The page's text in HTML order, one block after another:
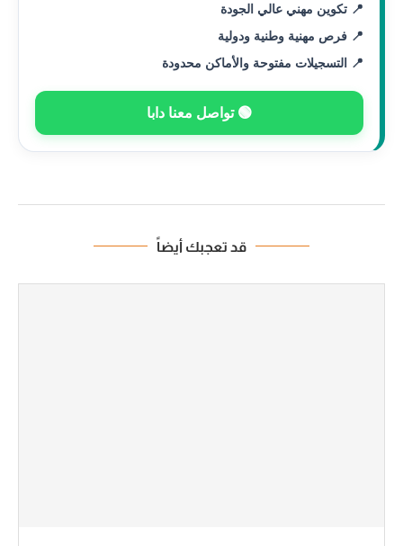
📍 تكوين مهني عالي الجودة
📍 فرص مهنية وطنية ودولية
📍 التسجيلات مفتوحة والأماكن محدودة
🟢 تواصل معنا دابا
قد تعجبك أيضاً